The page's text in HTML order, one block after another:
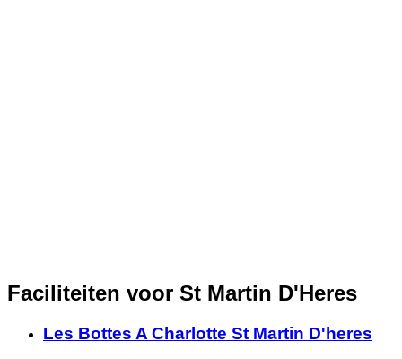
Faciliteiten voor St Martin D'Heres
Les Bottes A Charlotte St Martin D'heres